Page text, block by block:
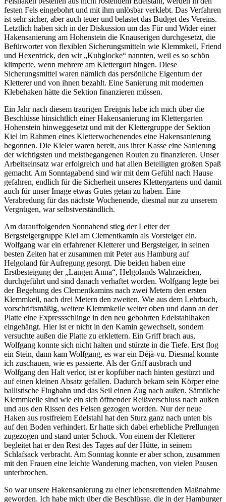
festen Fels eingebohrt und mit ihm unlösbar verklebt. Das Verfahren
ist sehr sicher, aber auch teuer und belastet das Budget des Vereins.
Letztlich haben sich in der Diskussion um das Für und Wider einer
Hakensanierung am Hohenstein die Knauserigen durchgesetzt, die
Befürworter von flexiblen Sicherungsmitteln wie Klemmkeil, Friend
und Hexentrick, den wir Kuhglocke
nannten, weil es so schön
klimperte, wenn mehrere am Klettergurt hingen. Diese
Sicherungsmittel waren nämlich das persönliche Eigentum der
Kletterer und von ihnen bezahlt. Eine Sanierung mit modernen
Klebehaken hätte die Sektion finanzieren müssen.
Ein Jahr nach diesem traurigen Ereignis habe ich mich über die
Beschlüsse hinsichtlich einer Hakensanierung im Klettergarten
Hohenstein hinweggesetzt und mit der Klettergruppe der Sektion
Kiel im Rahmen eines Kletterwochenendes eine Hakensanierung
begonnen. Die Kieler waren bereit, aus ihrer Kasse eine Sanierung
der wichtigsten und meistbegangenen Routen zu finanzieren. Unser
Arbeitseinsatz war erfolgreich und hat allen Beteiligten großen Spaß
gemacht. Am Sonntagabend sind wir mit dem Gefühl nach Hause
gefahren, endlich für die Sicherheit unseres Klettergartens und damit
auch für unser Image etwas Gutes getan zu haben. Eine
Verabredung für das nächste Wochenende, diesmal nur zu unserem
Vergnügen, war selbstverständlich.
Am darauffolgenden Sonnabend stieg der Leiter der
Bergsteigergruppe Kiel am Clementkamin als Vorsteiger ein.
Wolfgang war ein erfahrener Kletterer und Bergsteiger, in seinen
besten Zeiten hat er zusammen mit Peter aus Hamburg auf
Helgoland für Aufregung gesorgt. Die beiden haben eine
Erstbesteigung der Langen Anna , Helgolands Wahrzeichen,
durchgeführt und sind danach verhaftet worden. Wolfgang legte bei
der Begehung des Clementkamins nach zwei Metern den ersten
Klemmkeil, nach drei Metern den zweiten. Wie aus dem Lehrbuch,
vorschriftsmäßig, weitere Klemmkeile weiter oben und dann an der
Platte eine Expressschlinge in den neu gebohrten Edelstahlhaken
eingehängt. Hier ist er nicht in den Kamin gewechselt, sondern
versuchte außen die Platte zu erklettern. Ein Griff brach aus,
Wolfgang konnte sich nicht halten und stürzte in die Tiefe. Erst flog
ein Stein, dann kam Wolfgang, es war ein Déjà-vu. Diesmal konnte
ich zuschauen, wie es passierte. Als der Griff ausbrach und
Wolfgang den Halt verlor, ist er kopfüber nach hinten gestürzt und
auf einen kleinen Absatz gefallen. Dadurch bekam sein Körper eine
ballistische Flugbahn und das Seil einen Zug nach außen. Sämtliche
Klemmkeile sind wie ein sich öffnender Reißverschluss nach außen
und aus den Rissen des Felsen gezogen worden. Nur der neue
Haken aus rostfreiem Edelstahl hat den Sturz ganz nach unten bis
auf den Boden verhindert. Er hatte sich dabei erhebliche Prellungen
zugezogen und stand unter Schock. Von einem der Kletterer
begleitet hat er den Rest des Tages auf der Hütte, in seinem
Schlafsack verbracht. Am Sonntag konnte er aber schon, zusammen
mit den Frauen eine leichte Wanderung machen, von vielen Pausen
unterbrochen.
So war unsere Hakensanierung zu einer lebensrettenden Maßnahme
geworden. Ich habe mich über die Beschlüsse, die in der Hamburger